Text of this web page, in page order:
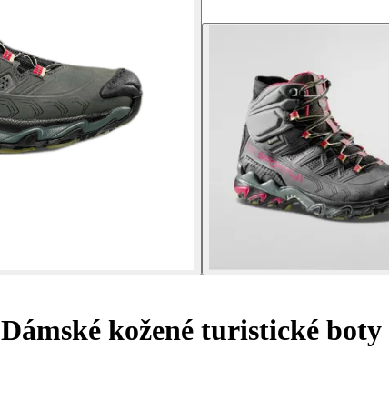
Dámské kožené turistické